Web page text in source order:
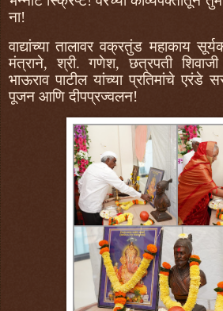
ना!
वाद्यांच्या तालावर वक्रतुंड महाकाय
मंत्राने, श्री. गणेश, छत्रपती शिवाजी
भाऊराव पाटील यांच्या प्रतिमांचे एरंडे
पूजन आणि दीपप्रज्वलन!